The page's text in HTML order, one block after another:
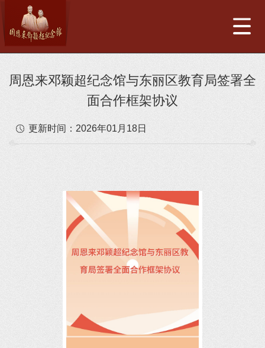
周恩来邓颖超纪念馆与东丽区教育局签署全
面合作框架协议
更新时间： 2026年01月18日